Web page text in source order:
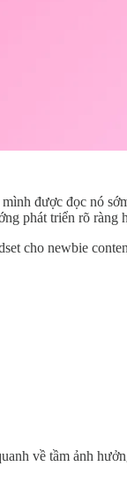
được đọc nó
phát triển rõ ràng
cho newbie
về tầm ảnh